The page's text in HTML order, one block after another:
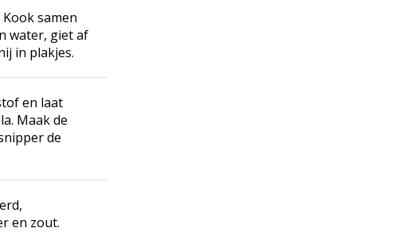
samen
water, giet af
in plakjes.
en laat
Maak de
de
en zout.